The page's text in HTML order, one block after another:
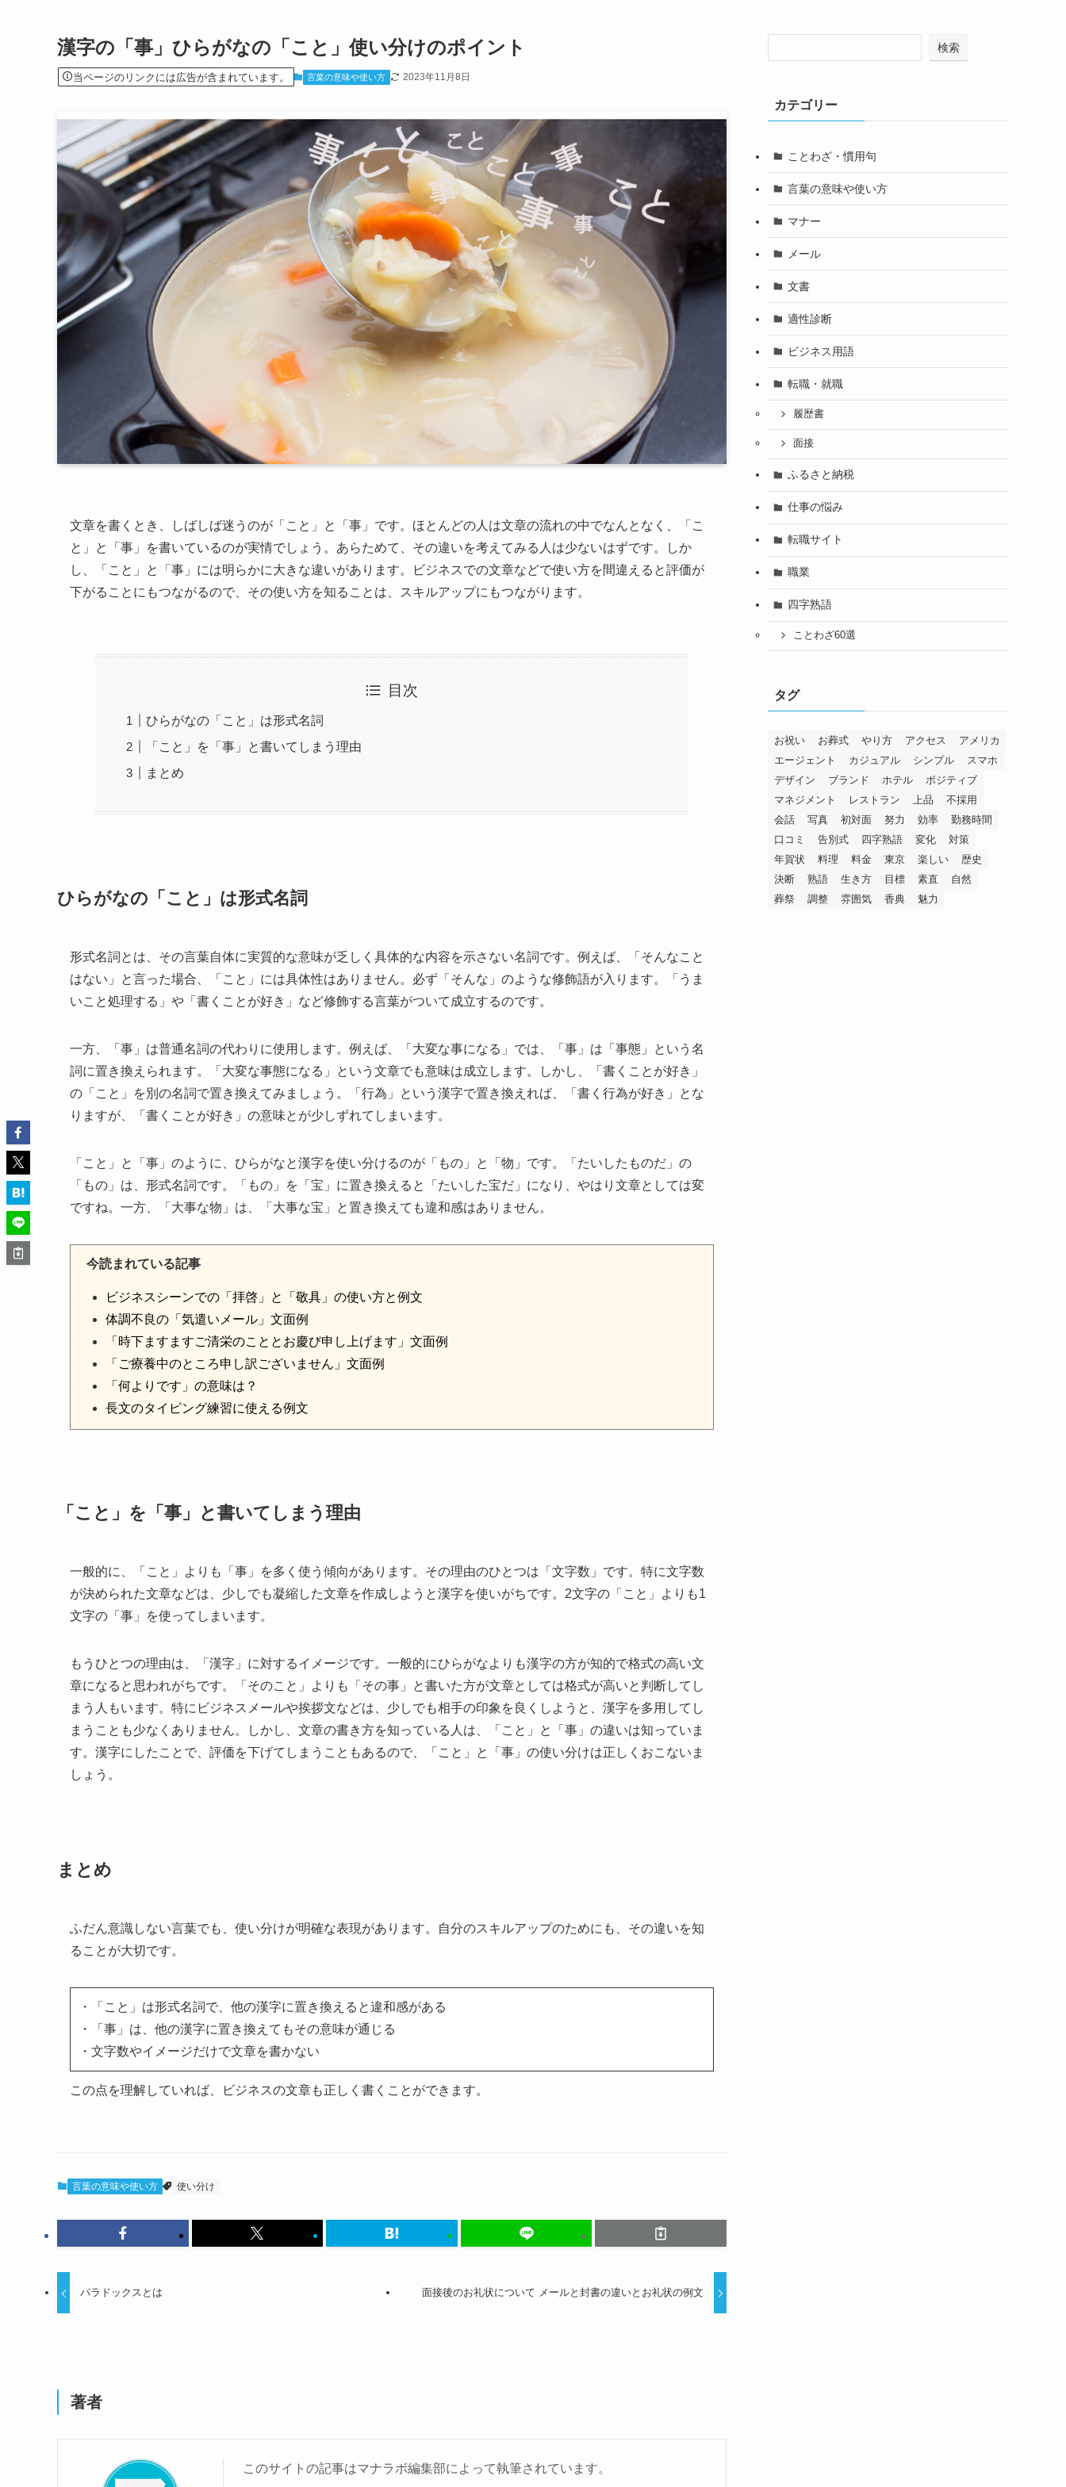
漢字の「事」ひらがなの「こと」使い分けのポイント
当ページのリンクには広告が含まれています。 言葉の意味や使い方 2023年11月8日
文章を書くとき、しばしば迷うのが「こと」と「事」です。ほとんどの人は文章の流れの中でなんとなく、「こ
と」と「事」を書いているのが実情でしょう。あらためて、その違いを考えてみる人は少ないはずです。しか
し、「こと」と「事」には明らかに大きな違いがあります。ビジネスでの文章などで使い方を間違えると評価が
下がることにもつながるので、その使い方を知ることは、スキルアップにもつながります。
目次
ひらがなの「こと」は形式名詞
「こと」を「事」と書いてしまう理由
まとめ
ひらがなの「こと」は形式名詞
形式名詞とは、その言葉自体に実質的な意味が乏しく具体的な内容を示さない名詞です。例えば、「そんなこと
はない」と言った場合、「こと」には具体性はありません。必ず「そんな」のような修飾語が入ります。「うま
いこと処理する」や「書くことが好き」など修飾する言葉がついて成立するのです。
一方、「事」は普通名詞の代わりに使用します。例えば、「大変な事になる」では、「事」は「事態」という名
詞に置き換えられます。「大変な事態になる」という文章でも意味は成立します。しかし、「書くことが好き」
の「こと」を別の名詞で置き換えてみましょう。「行為」という漢字で置き換えれば、「書く行為が好き」とな
りますが、「書くことが好き」の意味とが少しずれてしまいます。
「こと」と「事」のように、ひらがなと漢字を使い分けるのが「もの」と「物」です。「たいしたものだ」の
「もの」は、形式名詞です。「もの」を「宝」に置き換えると「たいした宝だ」になり、やはり文章としては変
ですね。一方、「大事な物」は、「大事な宝」と置き換えても違和感はありません。
今読まれている記事
ビジネスシーンでの「拝啓」と「敬具」の使い方と例文
体調不良の「気遣いメール」文面例
「時下ますますご清栄のこととお慶び申し上げます」文面例
「ご療養中のところ申し訳ございません」文面例
「何よりです」の意味は？
長文のタイピング練習に使える例文
「こと」を「事」と書いてしまう理由
一般的に、「こと」よりも「事」を多く使う傾向があります。その理由のひとつは「文字数」です。特に文字数
が決められた文章などは、少しでも凝縮した文章を作成しようと漢字を使いがちです。2文字の「こと」よりも1
文字の「事」を使ってしまいます。
もうひとつの理由は、「漢字」に対するイメージです。一般的にひらがなよりも漢字の方が知的で格式の高い文
章になると思われがちです。「そのこと」よりも「その事」と書いた方が文章としては格式が高いと判断してし
まう人もいます。特にビジネスメールや挨拶文などは、少しでも相手の印象を良くしようと、漢字を多用してし
まうことも少なくありません。しかし、文章の書き方を知っている人は、「こと」と「事」の違いは知っていま
す。漢字にしたことで、評価を下げてしまうこともあるので、「こと」と「事」の使い分けは正しくおこないま
しょう。
まとめ
ふだん意識しない言葉でも、使い分けが明確な表現があります。自分のスキルアップのためにも、その違いを知
ることが大切です。
・「こと」は形式名詞で、他の漢字に置き換えると違和感がある
・「事」は、他の漢字に置き換えてもその意味が通じる
・文字数やイメージだけで文章を書かない
この点を理解していれば、ビジネスの文章も正しく書くことができます。
言葉の意味や使い方 使い分け
パラドックスとは 面接後のお礼状について メールと封書の違いとお礼状の例文
著者
このサイトの記事はマナラボ編集部によって執筆されています。
検索
カテゴリー
ことわざ・慣用句
言葉の意味や使い方
マナー
メール
文書
適性診断
ビジネス用語
転職・就職
履歴書
面接
ふるさと納税
仕事の悩み
転職サイト
職業
四字熟語
ことわざ60選
タグ
お祝い お葬式 やり方 アクセス
アメリカ
エージェント
カジュアル シンプル
スマホ
デザイン
ブランド ホテル
ポジティブ
マネジメント
レストラン 上品
不採用
会話
写真 初対面 努力 効率
勤務時間
口コミ
告別式 四字熟語 変化
対策
年賀状
料理 料金 東京 楽しい
歴史
決断
熟語 生き方 目標 素直
自然
葬祭
調整 雰囲気 香典 魅力